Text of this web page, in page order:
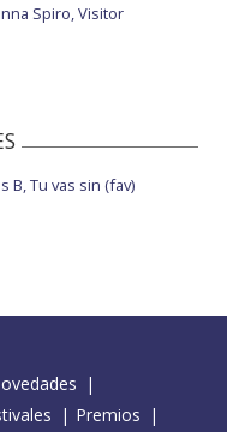
Spiro, Visitor
B, Tu vas sin (fav)
Premios